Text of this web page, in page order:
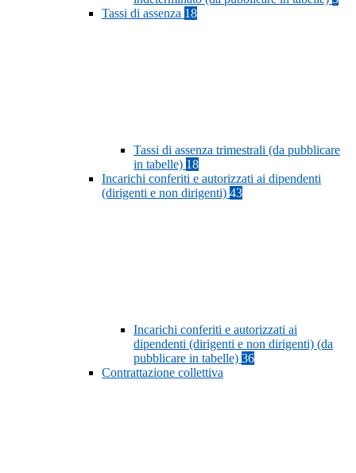
Tassi di assenza 18
Tassi di assenza trimestrali (da pubblicare
in tabelle) 18
Incarichi conferiti e autorizzati ai dipendenti
(dirigenti e non dirigenti) 43
Incarichi conferiti e autorizzati ai
dipendenti (dirigenti e non dirigenti) (da
pubblicare in tabelle) 36
Contrattazione collettiva